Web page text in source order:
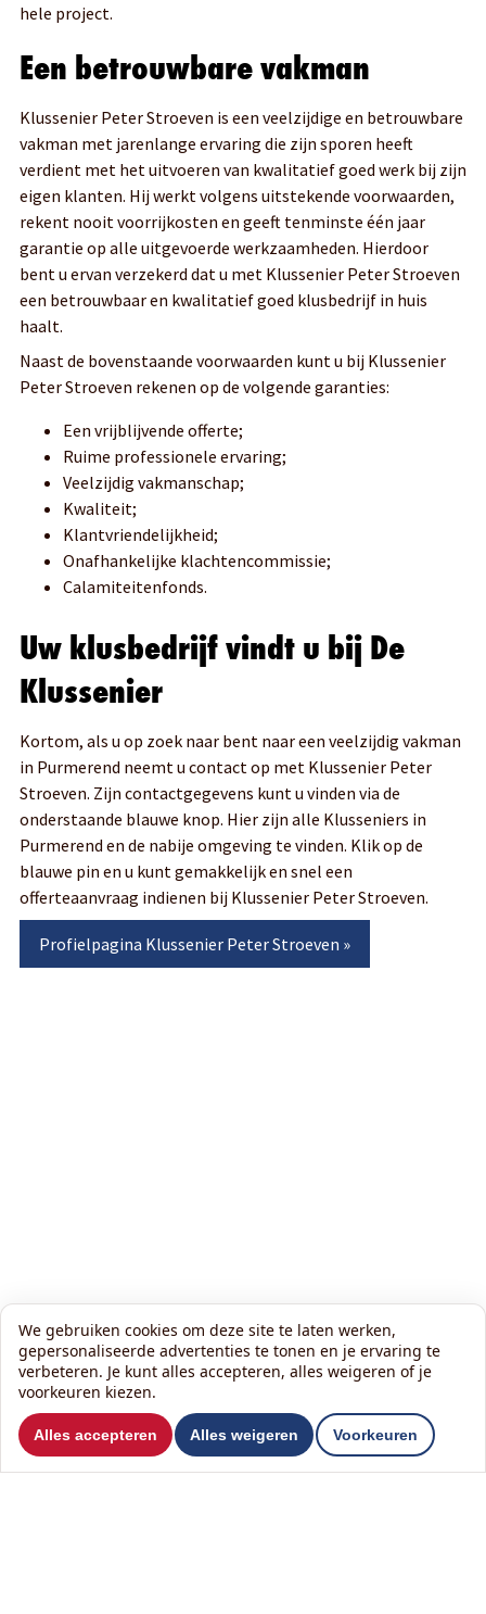
hele project.
Een betrouwbare vakman
Klussenier Peter Stroeven is een veelzijdige en betrouwbare
vakman met jarenlange ervaring die zijn sporen heeft
verdient met het uitvoeren van kwalitatief goed werk bij zijn
eigen klanten. Hij werkt volgens uitstekende voorwaarden,
rekent nooit voorrijkosten en geeft tenminste één jaar
garantie op alle uitgevoerde werkzaamheden. Hierdoor
bent u ervan verzekerd dat u met Klussenier Peter Stroeven
een betrouwbaar en kwalitatief goed klusbedrijf in huis
haalt.
Naast de bovenstaande voorwaarden kunt u bij Klussenier
Peter Stroeven rekenen op de volgende garanties:
Een vrijblijvende offerte;
Ruime professionele ervaring;
Veelzijdig vakmanschap;
Kwaliteit;
Klantvriendelijkheid;
Onafhankelijke klachtencommissie;
Calamiteitenfonds.
Uw klusbedrijf vindt u bij De
Klussenier
Kortom, als u op zoek naar bent naar een veelzijdig vakman
in Purmerend neemt u contact op met Klussenier Peter
Stroeven. Zijn contactgegevens kunt u vinden via de
onderstaande blauwe knop. Hier zijn alle Klusseniers in
Purmerend en de nabije omgeving te vinden. Klik op de
blauwe pin en u kunt gemakkelijk en snel een
offerteaanvraag indienen bij Klussenier Peter Stroeven.
Profielpagina Klussenier Peter Stroeven »
Wil je ons volgen?
Lees onze nieuwsbrief:
We gebruiken cookies om deze site te laten werken,
gepersonaliseerde advertenties te tonen en je ervaring te
verbeteren. Je kunt alles accepteren, alles weigeren of je
voorkeuren kiezen.
Alles accepteren Alles weigeren Voorkeuren